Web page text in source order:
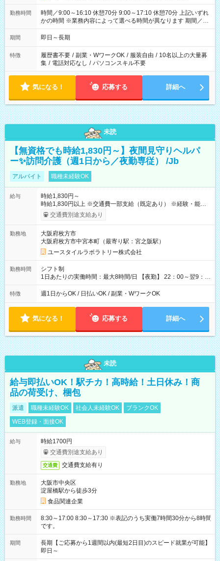
勤務時間
時間／9:00～16:10 休憩70分 9:00～17:10 休憩70分 上記いずれ
かの時間 ※業務内容によって選べる時間が異なります 期間／即
日～長期安定 スタート日は相談可能！ 勤務日／月～金の週4日
～でOK！
期間 即日～長期
特徴 履歴書不要 / 副業・WワークOK / 服装自由 / 10名以上の大量募
集 / 電話対応なし / パソコンスキル不要
気になる！ 応募する 詳細へ
未読
【無資格でも時給1,830円～】夜間見守りヘルパ
ー✨訪問介護（週1日から／夜勤専従） /Jb
アルバイト 職種未経験OK
給与
時給1,830円～
時給1,830円以上 ※交通費一部支給（既定あり） ※経験・能力を
考慮して決定します 【収入例】 週1回勤務の場合：1,830円×8時
間×4回=5万8,560円 週3回勤務の場合：1,830円×8時間×12回
月 ※ 雇用形態と給与に、本採用時と異なる部分があります。 雇
用形態：本採用時と同じです。 給与：時給 1,610円以上
交通費別途支給あり
勤務地
大阪府枚方市
大阪府枚方市中宮本町（最寄り駅：宮之阪駅）
ユースタイルラボラトリー株式会社
勤務時間
シフト制
1日あたりの実働時間：最大8時間/日 【夜勤】 22：00～翌9：
00 ※週1日～OK ／ 夜勤専従 ＊＊ 勤務時間例 ＊＊ ■22時か
ら翌7時 ■23時から翌8時 ■24時から翌9時 など ※上記の時間
ます。 ※曜日固定（毎週同じ曜日での勤務となります）
特徴 週1日からOK / 日払いOK / 副業・WワークOK
気になる！ 応募する 詳細へ
未読
給与即払いOK！駅チカ！高時給！土日休み！商
品の荷受け、梱包
派遣 職種未経験OK 社会人未経験OK
ブランクOK
WEB登録・面接OK
給与
時給1700円
交通費別途支給あり
交通費 交通費支給有り
勤務地
大阪市中央区
淀屋橋駅から徒歩3分
食品関連企業
勤務時間
8:30～17:00 8:30～17:30 ※表記のうち実働7時間30分から8時間
です。
期間
長期【ご応募から1週間以内(最短2日目)のスピード就業が可能】
即日～